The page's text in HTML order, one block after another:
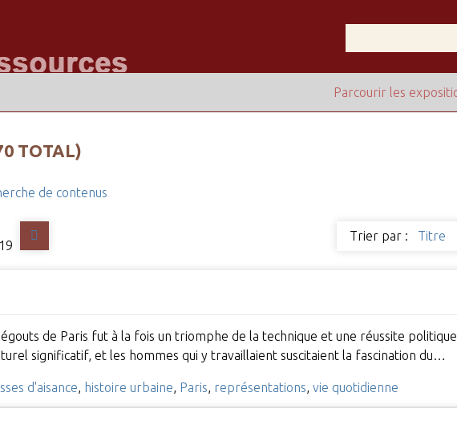
Parcourir les
TOTAL)
de contenus
Trier par : Titre
de Paris fut à la fois un triomphe de la technique et une réussite
significatif, et les hommes qui y travaillaient suscitaient la fascination du…
d'aisance histoire urbaine Paris représentations vie quotidienne